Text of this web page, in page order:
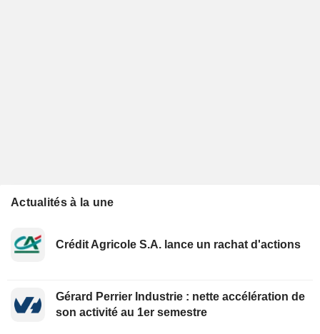
Actualités à la une
Crédit Agricole S.A. lance un rachat d'actions
Gérard Perrier Industrie : nette accélération de
son activité au 1er semestre